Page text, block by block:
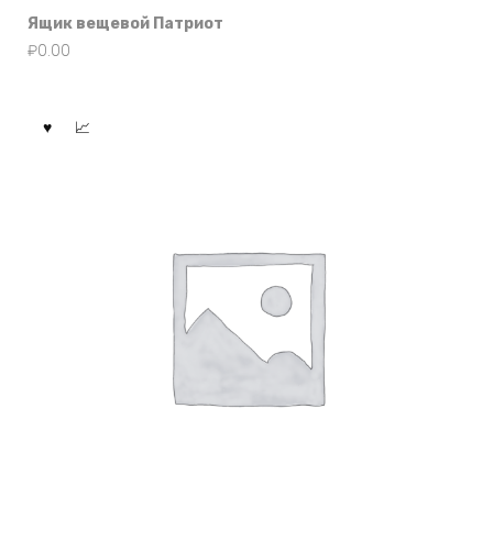
Ящик вещевой Патриот
₽0.00